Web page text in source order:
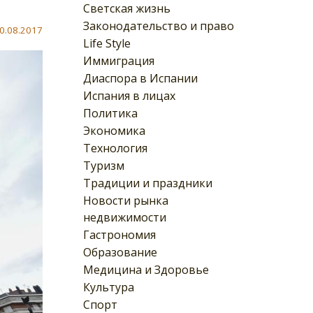
Светская жизнь
Законодательство и право
Life Style
Иммиграция
Диаспора в Испании
Испания в лицах
Политика
Экономика
Технология
Туризм
Традиции и праздники
Новости рынка
недвижимости
Гастрономия
Образование
Медицина и Здоровье
Культура
Спорт